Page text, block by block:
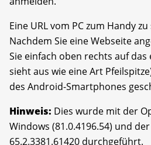
Eine URL vom PC zum Handy
Nachdem Sie eine Webseite
Sie einfach oben rechts auf
sieht aus wie eine Art
des Android-Smartphones
Hinweis: Dies wurde mit der
Windows (81.0.4196.54) und
65.2.3381.61420 durchgeführt.